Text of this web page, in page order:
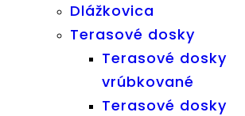
Dlážkovica
Terasové dosky
Terasové dosky
vrúbkované
Terasové dosky